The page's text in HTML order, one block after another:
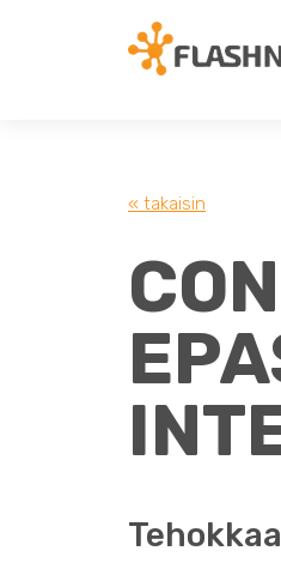
« takaisin